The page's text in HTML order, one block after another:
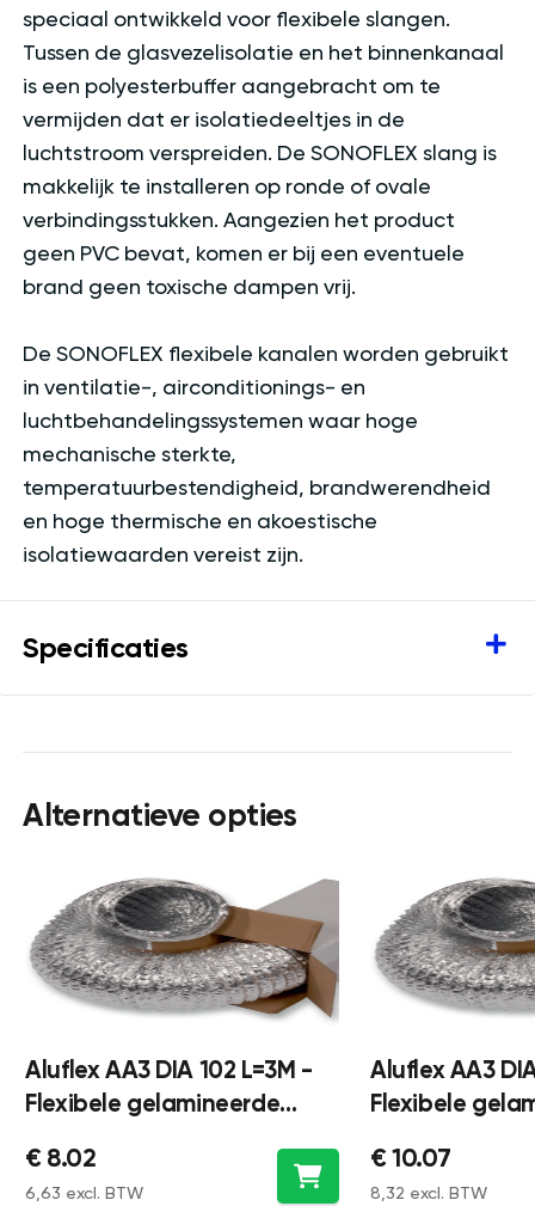
speciaal ontwikkeld voor flexibele slangen.
Tussen de glasvezelisolatie en het binnenkanaal
is een polyesterbuffer aangebracht om te
vermijden dat er isolatiedeeltjes in de
luchtstroom verspreiden. De SONOFLEX slang is
makkelijk te installeren op ronde of ovale
verbindingsstukken. Aangezien het product
geen PVC bevat, komen er bij een eventuele
brand geen toxische dampen vrij.
De SONOFLEX flexibele kanalen worden gebruikt
in ventilatie-, airconditionings- en
luchtbehandelingssystemen waar hoge
mechanische sterkte,
temperatuurbestendigheid, brandwerendheid
en hoge thermische en akoestische
isolatiewaarden vereist zijn.
Specificaties
Alternatieve opties
Aluflex AA3 DIA 102 L=3M -
Flexibele gelamineerde
3 meter - aluminium
€ 8.02
6,63 excl. BTW
Aluflex AA3
Flexibele
5 meter -
€ 10.07
8,32 excl. BTW